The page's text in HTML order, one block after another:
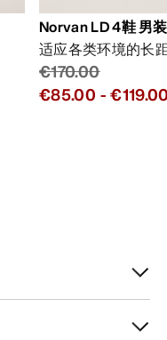
Norvan LD 4鞋 男装
适应各类环境的长
€170.00
€85.00 -